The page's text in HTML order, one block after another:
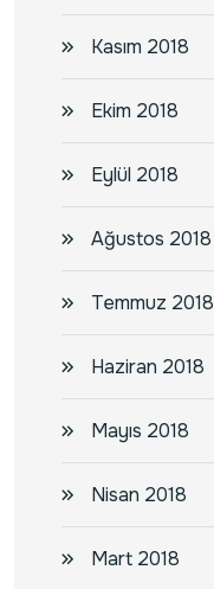
Kasım 2018
Ekim 2018
Eylül 2018
Ağustos 2018
Temmuz 2018
Haziran 2018
Mayıs 2018
Nisan 2018
Mart 2018